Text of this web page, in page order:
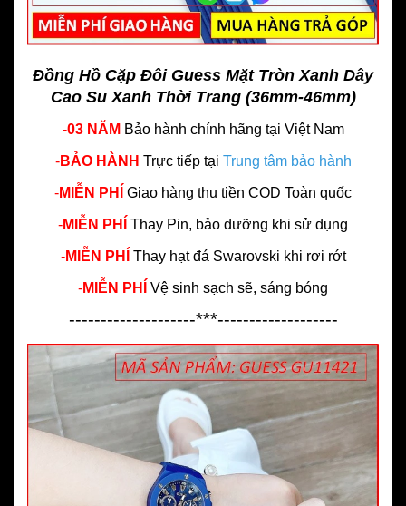
Đồng Hồ Cặp Đôi Guess Mặt Tròn Xanh Dây
Cao Su Xanh Thời Trang (36mm-46mm)
-03 NĂM Bảo hành chính hãng tại Việt Nam
-BẢO HÀNH Trực tiếp tại Trung tâm bảo hành
-MIỄN PHÍ Giao hàng thu tiền COD Toàn quốc
-MIỄN PHÍ Thay Pin, bảo dưỡng khi sử dụng
-MIỄN PHÍ Thay hạt đá Swarovski khi rơi rớt
-MIỄN PHÍ Vệ sinh sạch sẽ, sáng bóng
--------------------***-------------------